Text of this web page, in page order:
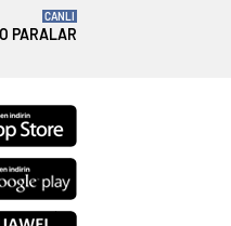
PARALAR
CANLI